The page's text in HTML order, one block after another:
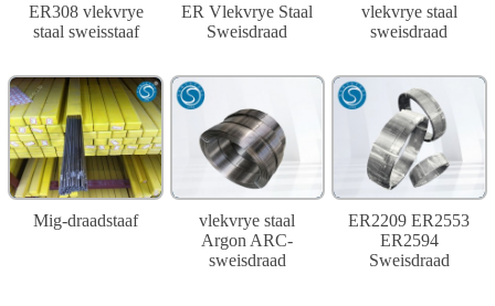
ER308 vlekvrye
staal sweisstaaf
ER Vlekvrye Staal
Sweisdraad
vlekvrye staal
sweisdraad
Mig-draadstaaf
vlekvrye staal
Argon ARC-
sweisdraad
ER2209 ER2553
ER2594
Sweisdraad